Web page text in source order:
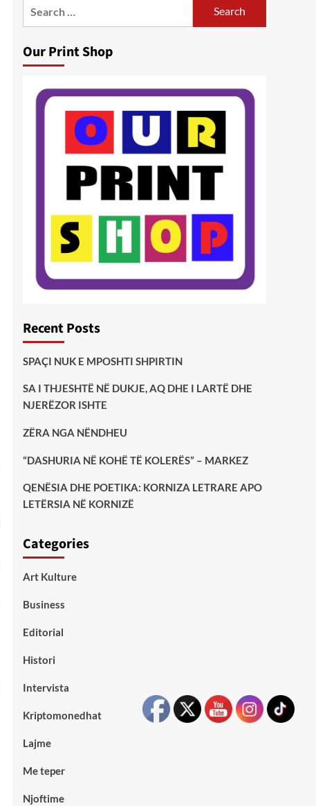
Our Print Shop
Recent Posts
SPAÇI NUK E MPOSHTI SHPIRTIN
SA I THJESHTË NË DUKJE, AQ DHE I LARTË DHE
NJERËZOR ISHTE
ZËRA NGA NËNDHEU
“DASHURIA NË KOHË TË KOLERËS” – MARKEZ
QENËSIA DHE POETIKA: KORNIZA LETRARE APO
LETËRSIA NË KORNIZË
Categories
Art Kulture
Business
Editorial
Histori
Intervista
Kriptomonedhat
Lajme
Me teper
Njoftime